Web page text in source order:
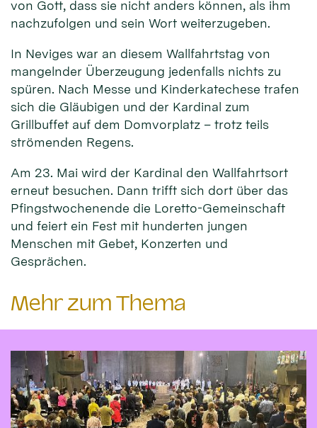
von Gott, dass sie nicht anders können, als ihm
nachzufolgen und sein Wort weiterzugeben.
In Neviges war an diesem Wallfahrtstag von
mangelnder Überzeugung jedenfalls nichts zu
spüren. Nach Messe und Kinderkatechese trafen
sich die Gläubigen und der Kardinal zum
Grillbuffet auf dem Domvorplatz – trotz teils
strömenden Regens.
Am 23. Mai wird der Kardinal den Wallfahrtsort
erneut besuchen. Dann trifft sich dort über das
Pfingstwochenende die Loretto-Gemeinschaft
und feiert ein Fest mit hunderten jungen
Menschen mit Gebet, Konzerten und
Gesprächen.
Mehr zum Thema